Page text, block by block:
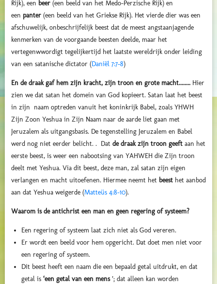
Rijk), een beer (een beeld van het Medo-Perzische Rijk) en
een panter (een beeld van het Griekse Rijk). Het vierde dier was een
afschuwelijk, onbeschrijfelijk beest dat de meest angstaanjagende
kenmerken van de voorgaande beesten deelde, maar het
vertegenwwordigt tegelijkertijd het laatste wereldrijk onder leiding
van een satanische dictator (Daniël 7:7-8)
En de draak gaf hem zijn kracht, zijn troon en grote macht........ Hier
zien we dat satan het domein van God kopieert. Satan laat het beest
in zijn naam optreden vanuit het koninkrijk Babel, zoals YHWH
Zijn Zoon Yeshua in Zijn Naam naar de aarde liet gaan met
Jeruzalem als uitgangsbasis. De tegenstelling Jeruzalem en Babel
werd nog niet eerder belicht. . Dat de draak zijn troon geeft aan het
eerste beest, is weer een nabootsing van YAHWEH die Zijn troon
deelt met Yeshua. Via dit beest, deze man, zal satan zijn eigen
verlangen en macht uitoefenen. Hiermee neemt het beest het aanbod
aan dat Yeshua weigerde (Matteüs 4:8-10).
Waarom is de antichrist een man en geen regering of systeem?
Een regering of systeem laat zich niet als God vereren.
Er wordt een beeld voor hem opgericht. Dat doet men niet voor
een regering of systeem.
Dit beest heeft een naam die een bepaald getal uitdrukt, en dat
getal is ‘een getal van een mens’; dat alleen kan worden